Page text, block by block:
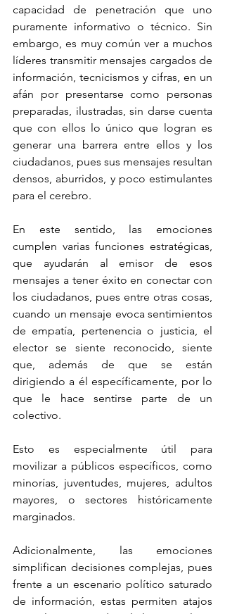
capacidad de penetración que uno
puramente informativo o técnico. Sin
embargo, es muy común ver a muchos
líderes transmitir mensajes cargados de
información, tecnicismos y cifras, en un
afán por presentarse como personas
preparadas, ilustradas, sin darse cuenta
que con ellos lo único que logran es
generar una barrera entre ellos y los
ciudadanos, pues sus mensajes resultan
densos, aburridos, y poco estimulantes
para el cerebro.
En este sentido, las emociones
cumplen varias funciones estratégicas,
que ayudarán al emisor de esos
mensajes a tener éxito en conectar con
los ciudadanos, pues entre otras cosas,
cuando un mensaje evoca sentimientos
de empatía, pertenencia o justicia, el
elector se siente reconocido, siente
que, además de que se están
dirigiendo a él específicamente, por lo
que le hace sentirse parte de un
colectivo.
Esto es especialmente útil para
movilizar a públicos específicos, como
minorías, juventudes, mujeres, adultos
mayores, o sectores históricamente
marginados.
Adicionalmente, las emociones
simplifican decisiones complejas, pues
frente a un escenario político saturado
de información, estas permiten atajos